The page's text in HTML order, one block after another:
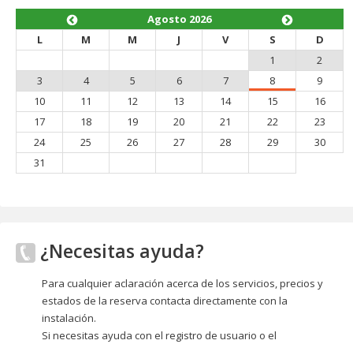
Agosto 2026
L
M M J V S
D
1
2
3
4 5 6 7 8
9
10
11 12 13 14 15
16
17
18 19 20 21 22
23
24
25 26 27 28 29
30
31
¿Necesitas ayuda?
Para cualquier aclaración acerca de los servicios, precios y
estados de la reserva contacta directamente con la
instalación.
Si necesitas ayuda con el registro de usuario o el